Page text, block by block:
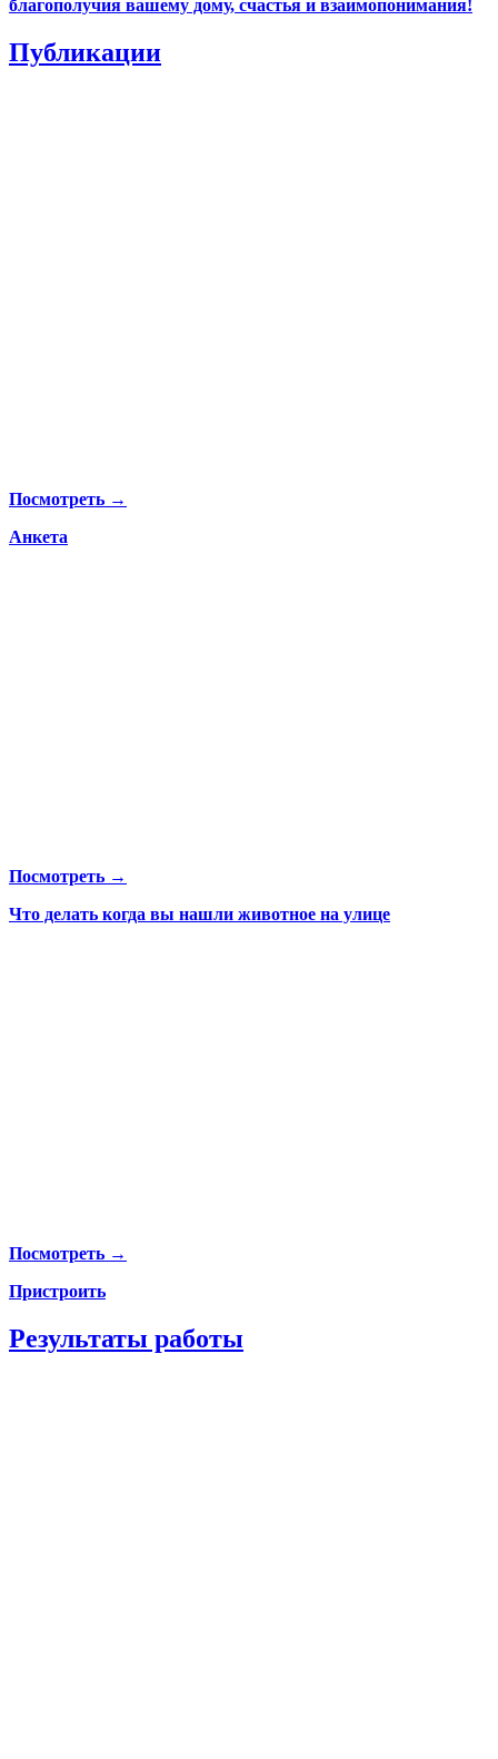
благополучия вашему дому, счастья и взаимопонимания!
Публикации
Посмотреть →
Анкета
Посмотреть →
Что делать когда вы нашли животное на улице
Посмотреть →
Пристроить
Результаты работы